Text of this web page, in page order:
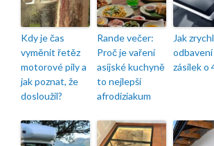
Kdy je čas
vyměnit řetěz
motorové pily a
jak poznat, že
dosloužil?
Rande večer:
Proč je vaření
asijské kuchyně
to nejlepší
afrodiziakum
Jak
odbavení
zásilek o